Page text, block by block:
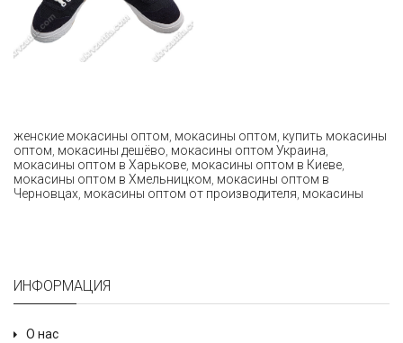
женские мокасины оптом, мокасины оптом, купить мокасины
оптом, мокасины дешёво, мокасины оптом Украина,
мокасины оптом в Харькове, мокасины оптом в Киеве,
мокасины оптом в Хмельницком, мокасины оптом в
Черновцах, мокасины оптом от производителя, мокасины
ИНФОРМАЦИЯ
О нас